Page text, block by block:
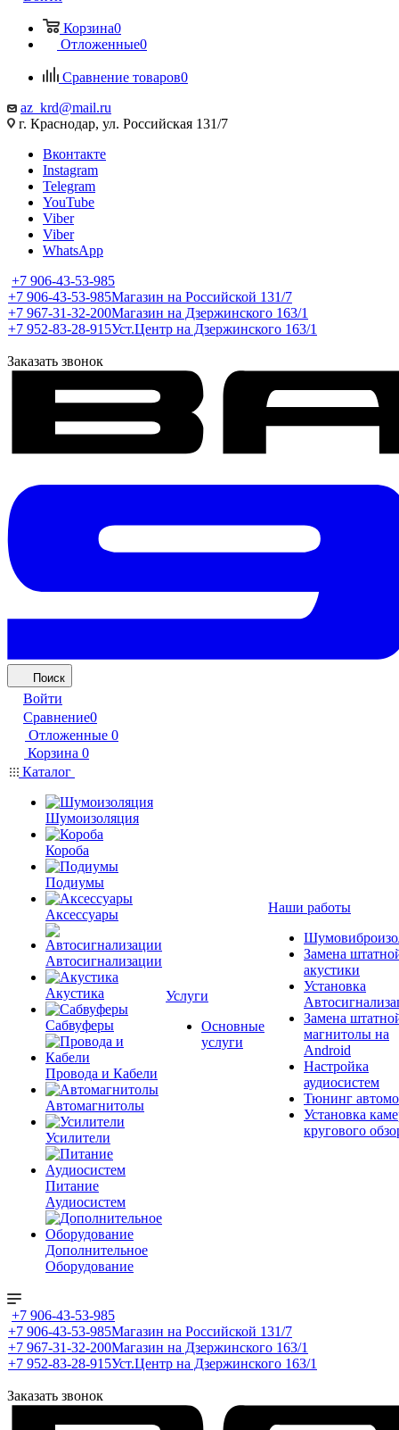
Корзина0
Отложенные0
Сравнение товаров0
az_krd@mail.ru
г. Краснодар, ул. Российская 131/7
Вконтакте
Instagram
Telegram
YouTube
Viber
Viber
WhatsApp
+7 906-43-53-985
+7 906-43-53-985Магазин на Российской 131/7
+7 967-31-32-200Магазин на Дзержинского 163/1
+7 952-83-28-915Уст.Центр на Дзержинского 163/1
Заказать звонок
Поиск
Войти
Сравнение0
Отложенные 0
Корзина 0
Каталог
Шумоизоляция
Короба
Подиумы
Аксессуары
Автосигнализации
Акустика
Сабвуферы
Провода и Кабели
Автомагнитолы
Усилители
Питание
Аудиосистем
Дополнительное
Оборудование
Услуги
Основные
услуги
Наши работы
Замена
акустики
Установка
Замена
магнитолы на
Android
Настройка
аудиосистем
Тюнинг
Установка
кругового
+7 906-43-53-985
+7 906-43-53-985Магазин на Российской 131/7
+7 967-31-32-200Магазин на Дзержинского 163/1
+7 952-83-28-915Уст.Центр на Дзержинского 163/1
Заказать звонок